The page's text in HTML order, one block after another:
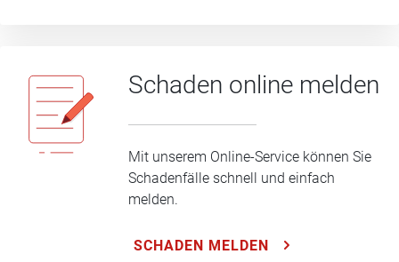
Schaden online melden
Mit unserem Online-Service können Sie
Schadenfälle schnell und einfach
melden.
SCHADEN MELDEN